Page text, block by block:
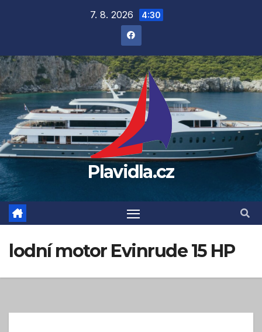
7. 8. 2026 4:30
Plavidla.cz
lodní motor Evinrude 15 HP